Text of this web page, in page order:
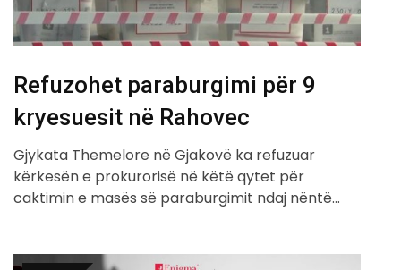
Refuzohet paraburgimi për 9
kryesuesit në Rahovec
Gjykata Themelore në Gjakovë ka refuzuar
kërkesën e prokurorisë në këtë qytet për
caktimin e masës së paraburgimit ndaj nëntë…